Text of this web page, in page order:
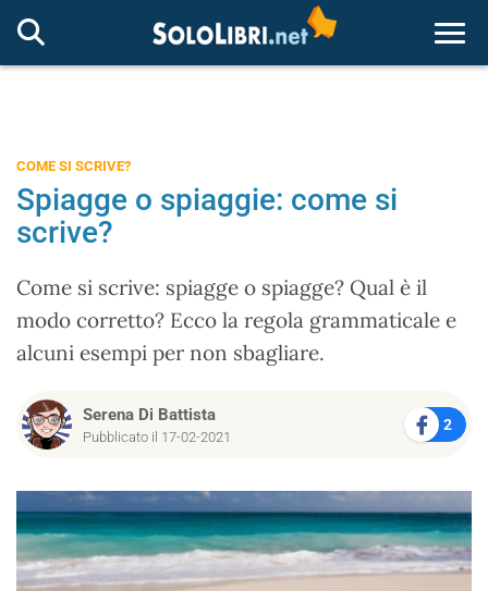
COME SI SCRIVE?
Spiagge o spiaggie: come si
scrive?
Come si scrive: spiagge o spiagge? Qual è il
modo corretto? Ecco la regola grammaticale e
alcuni esempi per non sbagliare.
Serena Di Battista
Pubblicato il 17-02-2021
2